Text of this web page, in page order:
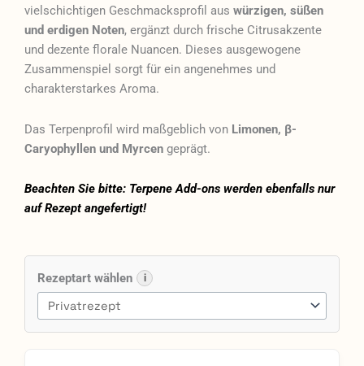
vielschichtigen Geschmacksprofil aus würzigen, süßen
und erdigen Noten, ergänzt durch frische Citrusakzente
und dezente florale Nuancen. Dieses ausgewogene
Zusammenspiel sorgt für ein angenehmes und
charakterstarkes Aroma.
Das Terpenprofil wird maßgeblich von Limonen, β-
Caryophyllen und Myrcen geprägt.
Beachten Sie bitte: Terpene Add-ons werden ebenfalls nur
auf Rezept angefertigt!
Rezeptart wählen i
24/1
Bashengo